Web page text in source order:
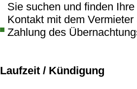
Sie suchen und finden
Kontakt mit dem Vermieter
Zahlung des
Laufzeit / Kündigung